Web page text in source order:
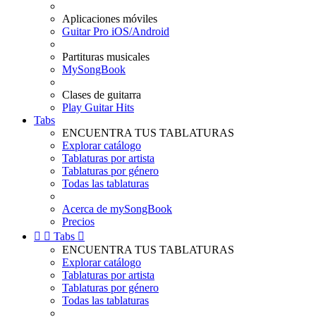
Aplicaciones móviles
Guitar Pro iOS/Android
Partituras musicales
MySongBook
Clases de guitarra
Play Guitar Hits
Tabs
ENCUENTRA TUS TABLATURAS
Explorar catálogo
Tablaturas por artista
Tablaturas por género
Todas las tablaturas
Acerca de mySongBook
Precios
  Tabs 
ENCUENTRA TUS TABLATURAS
Explorar catálogo
Tablaturas por artista
Tablaturas por género
Todas las tablaturas